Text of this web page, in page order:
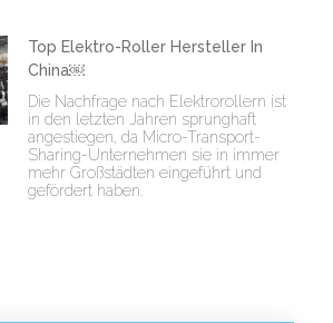
Top Elektro-Roller Hersteller In
China￼
Die Nachfrage nach Elektrorollern ist
in den letzten Jahren sprunghaft
angestiegen, da Micro-Transport-
Sharing-Unternehmen sie in immer
mehr Großstädten eingeführt und
gefördert haben.